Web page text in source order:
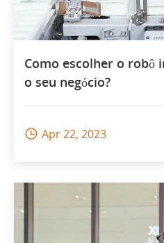
Como escolher o robô
o seu negócio?
 Apr 22, 2023